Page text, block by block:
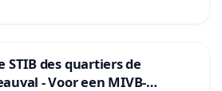
STIB des quartiers de
- Voor een MIVB-